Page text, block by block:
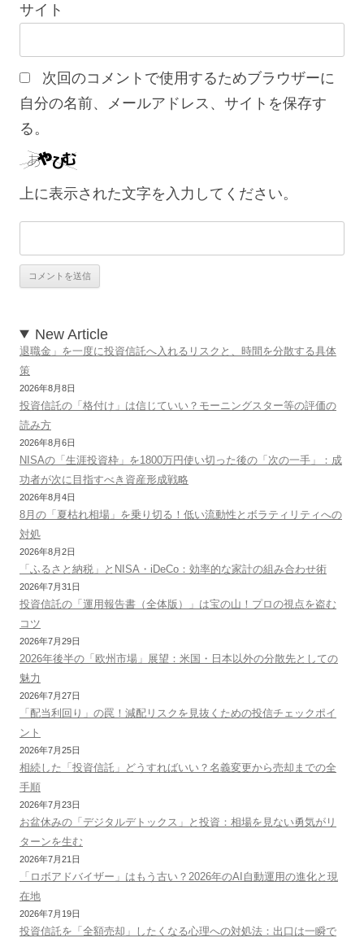
サイト
次回のコメントで使用するためブラウザーに
自分の名前、メールアドレス、サイトを保存す
る。
上に表示された文字を入力してください。
New Article
退職金」を一度に投資信託へ入れるリスクと、時間を分散する具体
策
2026年8月8日
投資信託の「格付け」は信じていい？モーニングスター等の評価の
読み方
2026年8月6日
NISAの「生涯投資枠」を1800万円使い切った後の「次の一手」：成
功者が次に目指すべき資産形成戦略
2026年8月4日
8月の「夏枯れ相場」を乗り切る！低い流動性とボラティリティへの
対処
2026年8月2日
「ふるさと納税」とNISA・iDeCo：効率的な家計の組み合わせ術
2026年7月31日
投資信託の「運用報告書（全体版）」は宝の山！プロの視点を盗む
コツ
2026年7月29日
2026年後半の「欧州市場」展望：米国・日本以外の分散先としての
魅力
2026年7月27日
「配当利回り」の罠！減配リスクを見抜くための投信チェックポイ
ント
2026年7月25日
相続した「投資信託」どうすればいい？名義変更から売却までの全
手順
2026年7月23日
お盆休みの「デジタルデトックス」と投資：相場を見ない勇気がリ
ターンを生む
2026年7月21日
「ロボアドバイザー」はもう古い？2026年のAI自動運用の進化と現
在地
2026年7月19日
投資信託を「全額売却」したくなる心理への対処法：出口は一瞬で